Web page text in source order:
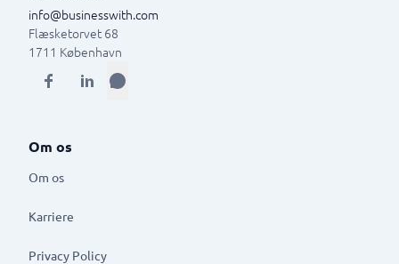
info@businesswith.com
Flæsketorvet 68
1711 København
Om os
Om os
Karriere
Privacy Policy